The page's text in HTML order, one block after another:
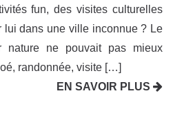
fun, des visites culturelles
lui dans une ville inconnue ? Le
nature ne pouvait pas mieux
randonnée, visite […]
EN SAVOIR PLUS